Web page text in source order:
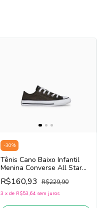
-30%
Tênis Cano Baixo Infantil
Menina Converse All Star
CK1510 (Ouro/Preto/Branco)
R$160,93 R$229,90
3 x de R$53,64 sem juros